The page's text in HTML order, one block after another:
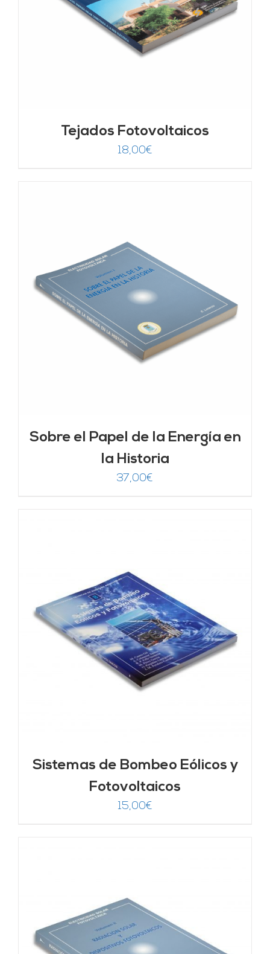
Tejados Fotovoltaicos
18,00€
Sobre el Papel de la Energía en
la Historia
37,00€
Sistemas de Bombeo Eólicos y
Fotovoltaicos
15,00€